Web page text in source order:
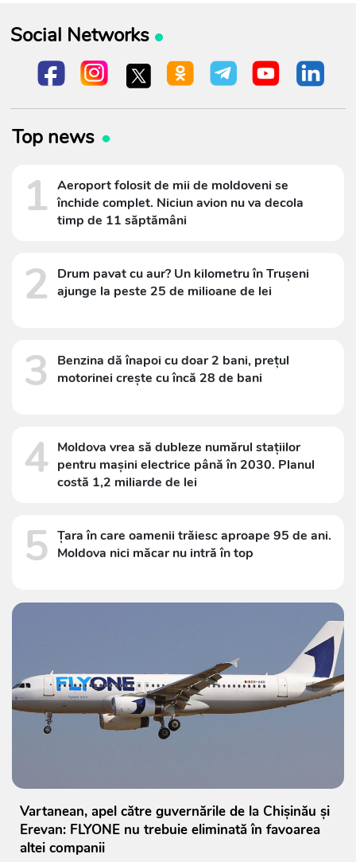
Social Networks
Top news
1 Aeroport folosit de mii de moldoveni se
închide complet. Niciun avion nu va decola
timp de 11 săptămâni
2
Drum pavat cu aur? Un kilometru în Trușeni
ajunge la peste 25 de milioane de lei
3
Benzina dă înapoi cu doar 2 bani, prețul
motorinei crește cu încă 28 de bani
4 Moldova vrea să dubleze numărul stațiilor
pentru mașini electrice până în 2030. Planul
costă 1,2 miliarde de lei
5 Țara în care oamenii trăiesc aproape 95 de ani.
Moldova nici măcar nu intră în top
Vartanean, apel către guvernările de la Chișinău și
Erevan: FLYONE nu trebuie eliminată în favoarea
altei companii